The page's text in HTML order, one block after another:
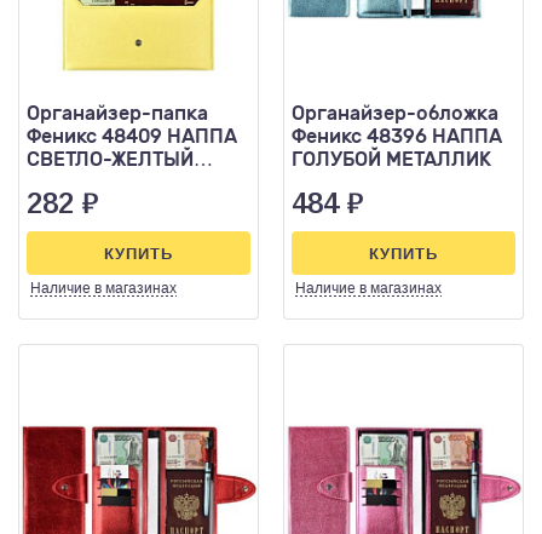
Органайзер-папка
Феникс 48409 НАППА
СВЕТЛО-ЖЕЛТЫЙ
кнопка
282 ₽
Наличие в магазинах
КУПИТЬ
Органайзер-обложка
Феникс 48396 НАППА
ГОЛУБОЙ МЕТАЛЛИК
484 ₽
Наличие в магазинах
КУПИТЬ